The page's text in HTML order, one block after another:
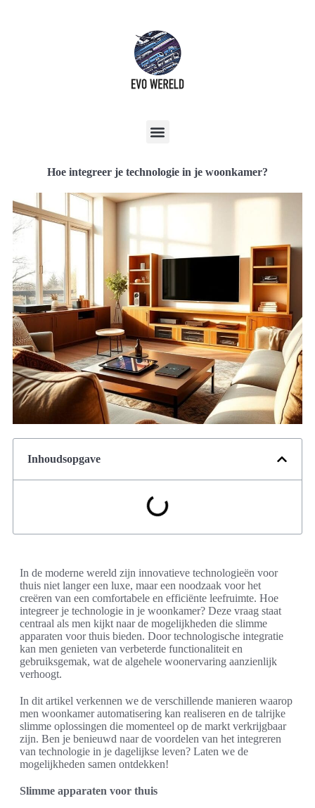
Hoe integreer je technologie in je woonkamer?
Inhoudsopgave
In de moderne wereld zijn innovatieve technologieën voor
thuis niet langer een luxe, maar een noodzaak voor het
creëren van een comfortabele en efficiënte leefruimte. Hoe
integreer je technologie in je woonkamer? Deze vraag staat
centraal als men kijkt naar de mogelijkheden die slimme
apparaten voor thuis bieden. Door technologische integratie
kan men genieten van verbeterde functionaliteit en
gebruiksgemak, wat de algehele woonervaring aanzienlijk
verhoogt.
In dit artikel verkennen we de verschillende manieren waarop
men woonkamer automatisering kan realiseren en de talrijke
slimme oplossingen die momenteel op de markt verkrijgbaar
zijn. Ben je benieuwd naar de voordelen van het integreren
van technologie in je dagelijkse leven? Laten we de
mogelijkheden samen ontdekken!
Slimme apparaten voor thuis